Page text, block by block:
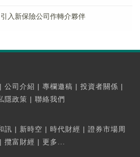
入新保險公司作轉介夥伴
| 公司介紹 | 專欄邀稿 | 投資者關係 |
隱政策 | 聯絡我們
訊 | 新時空 | 時代財經 | 證券市場周
| 攬富財經 | 更多...